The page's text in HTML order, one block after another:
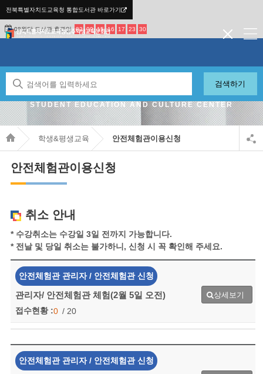
전북특별자치도교육청 통합도서관 바로가기
08월달 도서관 휴관일 02 09 15 16 17 23 30
검색하기
JEONBUK STATE OFFICE OF EDUCATION JEONJU
STUDENT EDUCATION AND CULTURE CENTER
학생&평생교육 안전체험관이용신청
안전체험관이용신청
취소 안내
* 수강취소는 수강일 3일 전까지 가능합니다.
* 전날 및 당일 취소는 불가하니, 신청 시 꼭 확인해 주세요.
안전체험관 관리자 / 안전체험관 신청
관리자/ 안전체험관 체험(2월 5일 오전) 상세보기
접수현황 :0 / 20
안전체험관 관리자 / 안전체험관 신청